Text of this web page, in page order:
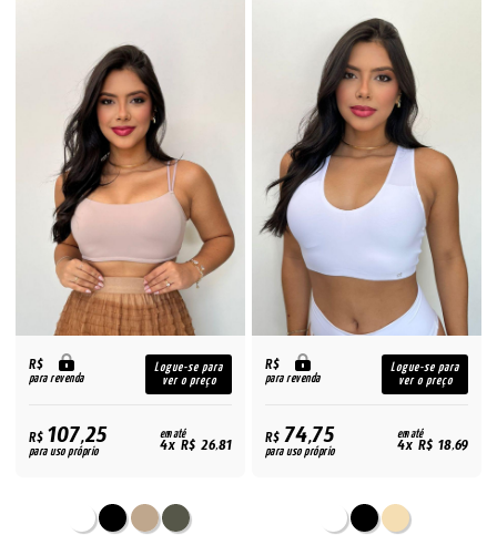
R$
para revenda
Logue-se para
ver o preço
R$107,25
para uso próprio
em até
4x R$ 26,81
R$
para revenda
Logue-se para
ver o preço
R$74,75
para uso próprio
em até
4x R$ 18,69